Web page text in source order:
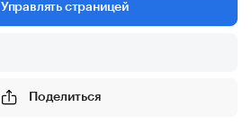
Управлять страницей
Поделиться